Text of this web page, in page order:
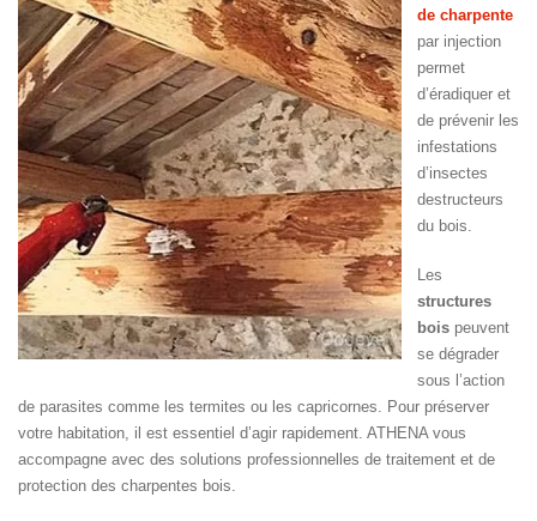
de charpente
par injection
permet
d’éradiquer et
de prévenir les
infestations
d’insectes
destructeurs
du bois.
Les
structures
bois peuvent
se dégrader
sous l’action
de parasites comme les termites ou les capricornes. Pour préserver
votre habitation, il est essentiel d’agir rapidement. ATHENA vous
accompagne avec des solutions professionnelles de traitement et de
protection des charpentes bois.